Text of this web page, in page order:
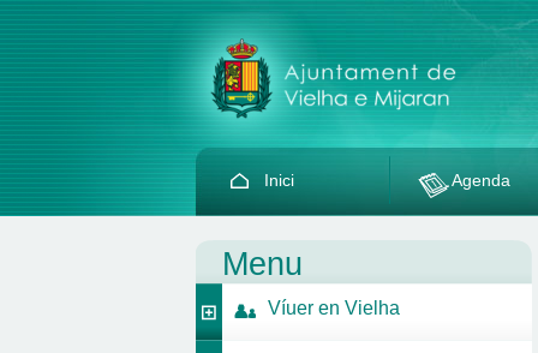
Inici Agenda
Menu
Víuer en Vielha